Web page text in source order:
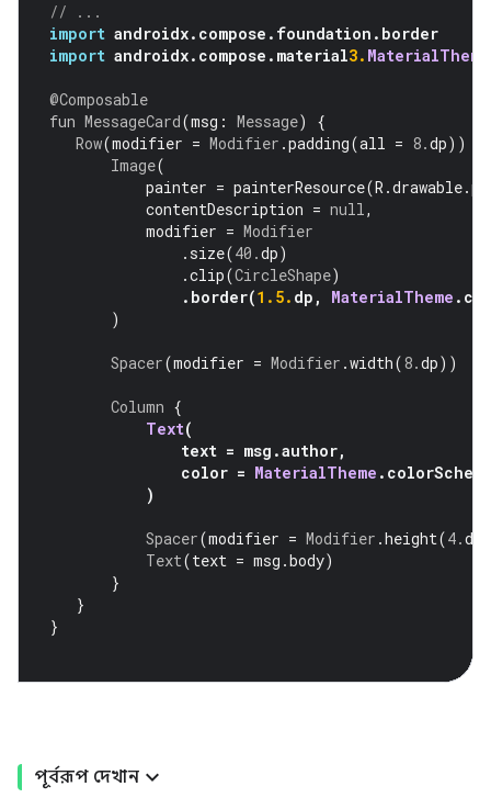
// ...
import androidx. compose . foundation . border
import androidx. compose . material3. MaterialTheme
@Composable
fun MessageCard(msg : Message)
{
Row(modifier = Modifier .padding(all = 8.dp))
Image(
painter = painterResource(R .drawable.
contentDescription = null,
modifier = Modifier
. size(40.dp)
.clip(CircleShape)
. border(1.5. dp , MaterialTheme .
)
Spacer(modifier = Modifier .width(8.dp))
Column {
Text(
text = msg .author,
color = MaterialTheme .
)
Spacer(modifier = Modifier .height(4.dp
Text(text = msg .body)
}
}
}
পূর্বরূপ দেখান